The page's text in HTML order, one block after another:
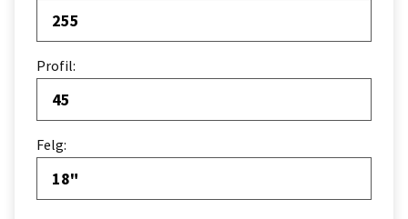
255
Profil:
45
Felg:
18"